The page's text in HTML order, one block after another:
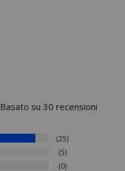
Basato su 30 recensioni
25
5
0